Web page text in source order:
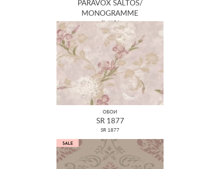
PARAVOX SALTOS/
MONOGRAMME
SL 1154
ОБОИ
SR 1877
SR 1877